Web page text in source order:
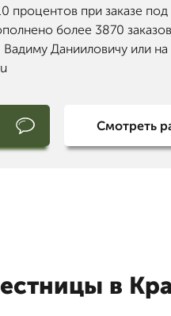
процентов при заказе
более 3870
Данииловичу или на
Смотреть
в